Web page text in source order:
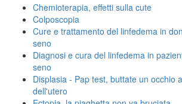
Chemioterapia, effetti sulla cute
Colposcopia
Cure e trattamento del linfedema in
seno
Diagnosi e cura del linfedema in
seno
Displasia - Pap test, buttate un occhio
dell'utero